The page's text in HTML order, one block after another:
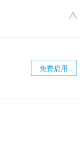
免费启用